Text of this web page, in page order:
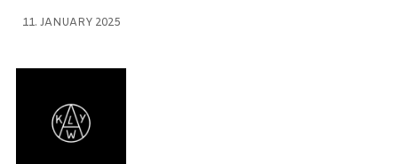
11. JANUARY 2025